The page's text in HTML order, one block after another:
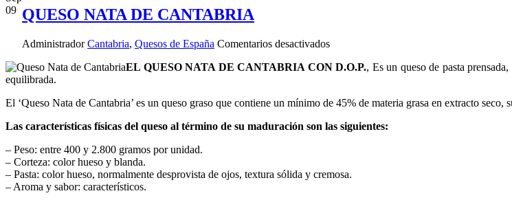
09 QUESO NATA DE CANTABRIA
Administrador Cantabria, Quesos de España Comentarios desactivadosen
NATA
EL QUESO NATA DE CANTABRIA CON D.O.P., Es un queso de pasta
equilibrada.
El ‘Queso Nata de Cantabria’ es un queso graso que contiene un mínimo de 45% de materia grasa en extracto seco,
Las características físicas del queso al término de su maduración son las siguientes:
– Peso: entre 400 y 2.800 gramos por unidad.
– Corteza: color hueso y blanda.
– Pasta: color hueso, normalmente desprovista de ojos, textura sólida y cremosa.
– Aroma y sabor: característicos.